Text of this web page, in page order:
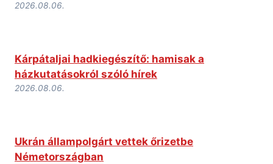
2026.08.06.
Kárpátaljai hadkiegészítő: hamisak a
házkutatásokról szóló hírek
2026.08.06.
Ukrán állampolgárt vettek őrizetbe
Németországban